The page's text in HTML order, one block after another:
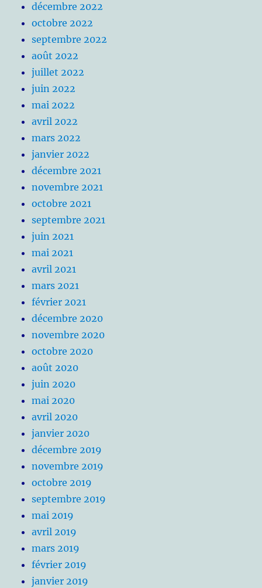
décembre 2022
octobre 2022
septembre 2022
août 2022
juillet 2022
juin 2022
mai 2022
avril 2022
mars 2022
janvier 2022
décembre 2021
novembre 2021
octobre 2021
septembre 2021
juin 2021
mai 2021
avril 2021
mars 2021
février 2021
décembre 2020
novembre 2020
octobre 2020
août 2020
juin 2020
mai 2020
avril 2020
janvier 2020
décembre 2019
novembre 2019
octobre 2019
septembre 2019
mai 2019
avril 2019
mars 2019
février 2019
janvier 2019